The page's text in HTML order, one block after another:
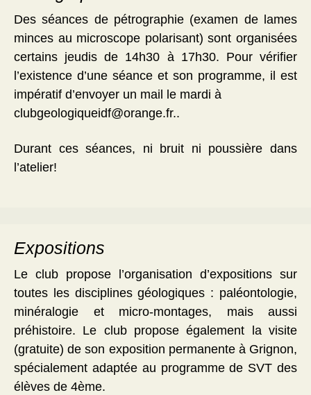
Des séances de pétrographie (examen de lames
minces au microscope polarisant) sont organisées
certains jeudis de 14h30 à 17h30. Pour vérifier
l’existence d’une séance et son programme, il est
impératif d’envoyer un mail le mardi à
clubgeologiqueidf@orange.fr..
Durant ces séances, ni bruit ni poussière dans
l’atelier!
Expositions
Le club propose l’organisation d’expositions sur
toutes les disciplines géologiques : paléontologie,
minéralogie et micro-montages, mais aussi
préhistoire. Le club propose également la visite
(gratuite) de son exposition permanente à Grignon,
spécialement adaptée au programme de SVT des
élèves de 4ème.